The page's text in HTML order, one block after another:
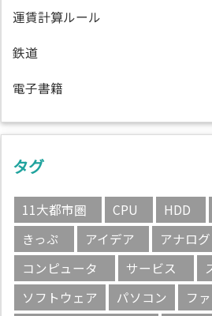
運賃計算ルール
鉄道
電子書籍
タグ
11大都市圏 CPU HDD
きっぷ
アイデア アナログ
コンピュータ
サービス
ソフトウェア
パソコン フ